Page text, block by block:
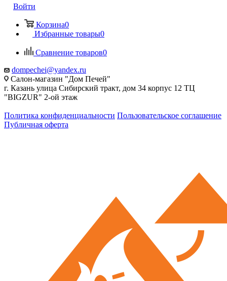
Войти
Корзина0
Избранные товары0
Сравнение товаров0
dompechei@yandex.ru
Салон-магазин "Дом Печей"
г. Казань улица Сибирский тракт, дом 34 корпус 12 ТЦ
"BIGZUR" 2-ой этаж
Политика конфиденциальности Пользовательское соглашение
Публичная оферта